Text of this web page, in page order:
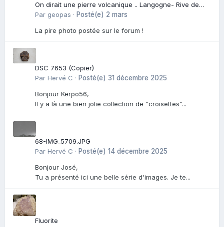
On dirait une pierre volcanique .. Langogne- Rive de
l\'Alli
Par geopas · Posté(e) 2 mars
La pire photo postée sur le forum !
DSC 7653 (Copier)
Par Hervé C · Posté(e) 31 décembre 2025
Bonjour Kerpo56,
Il y a là une bien jolie collection de "croisettes"...
68-IMG_5709.JPG
Par Hervé C · Posté(e) 14 décembre 2025
Bonjour José,
Tu a présenté ici une belle série d'images. Je te...
Fluorite